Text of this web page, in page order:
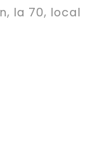
la 70, local